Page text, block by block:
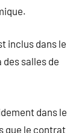
inclus dans le
salles de
dans le
que le contrat